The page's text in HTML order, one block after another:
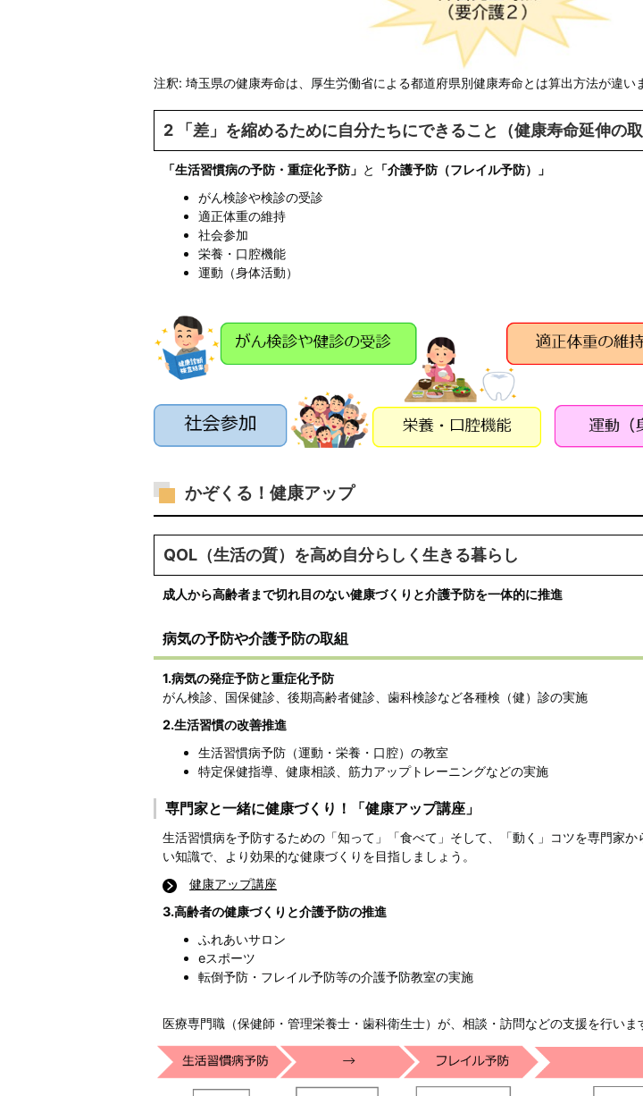
注釈: 埼玉県の健康寿命は、厚生労働省による都道府県別健康寿命とは算出方法が違い
2 「差」を縮めるために自分たちにできること（健康寿命延伸の取
「生活習慣病の予防・重症化予防」 と
「介護予防（フレイル予防）」
がん検診や検診の受診
適正体重の維持
社会参加
栄養・口腔機能
運動（身体活動）
かぞくる！健康アップ
QOL（生活の質）を高め自分らしく生きる暮らし
成人から高齢者まで切れ目のない健康づくりと介護予防を一体的に推進
病気の予防や介護予防の取組
1.病気の発症予防と重症化予防
がん検診、国保健診、後期高齢者健診、歯科検診など各種検（健）診の実施
2.生活習慣の改善推進
生活習慣病予防（運動・栄養・口腔）の教室
特定保健指導、健康相談、筋力アップトレーニングなどの実施
専門家と一緒に健康づくり！「健康アップ講座」
生活習慣病を予防するための「知って」「食べて」そして、「動く」コツを専門家か
い知識で、より効果的な健康づくりを目指しましょう。
健康アップ講座
3.高齢者の健康づくりと介護予防の推進
ふれあいサロン
eスポーツ
転倒予防・フレイル予防等の介護予防教室の実施
医療専門職（保健師・管理栄養士・歯科衛生士）が、相談・訪問などの支援を行いま